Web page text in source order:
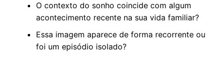
O contexto do sonho coincide com algum
acontecimento recente na sua vida familiar?
Essa imagem aparece de forma recorrente ou
foi um episódio isolado?